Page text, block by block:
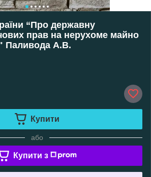
“Про державну
прав на нерухоме майно
Паливода А.В.
Купити
або
Купити з